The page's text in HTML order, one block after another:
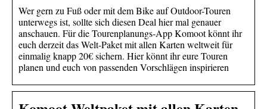
Wer gern zu Fuß oder mit dem Bike auf Outdoor-Touren
unterwegs ist, sollte sich diesen Deal hier mal genauer
anschauen. Für die Tourenplanungs-App Komoot könnt ihr
euch derzeit das Welt-Paket mit allen Karten weltweit für
einmalig knapp 20€ sichern. Hier könnt ihr eure Touren
planen und euch von passenden Vorschlägen inspirieren